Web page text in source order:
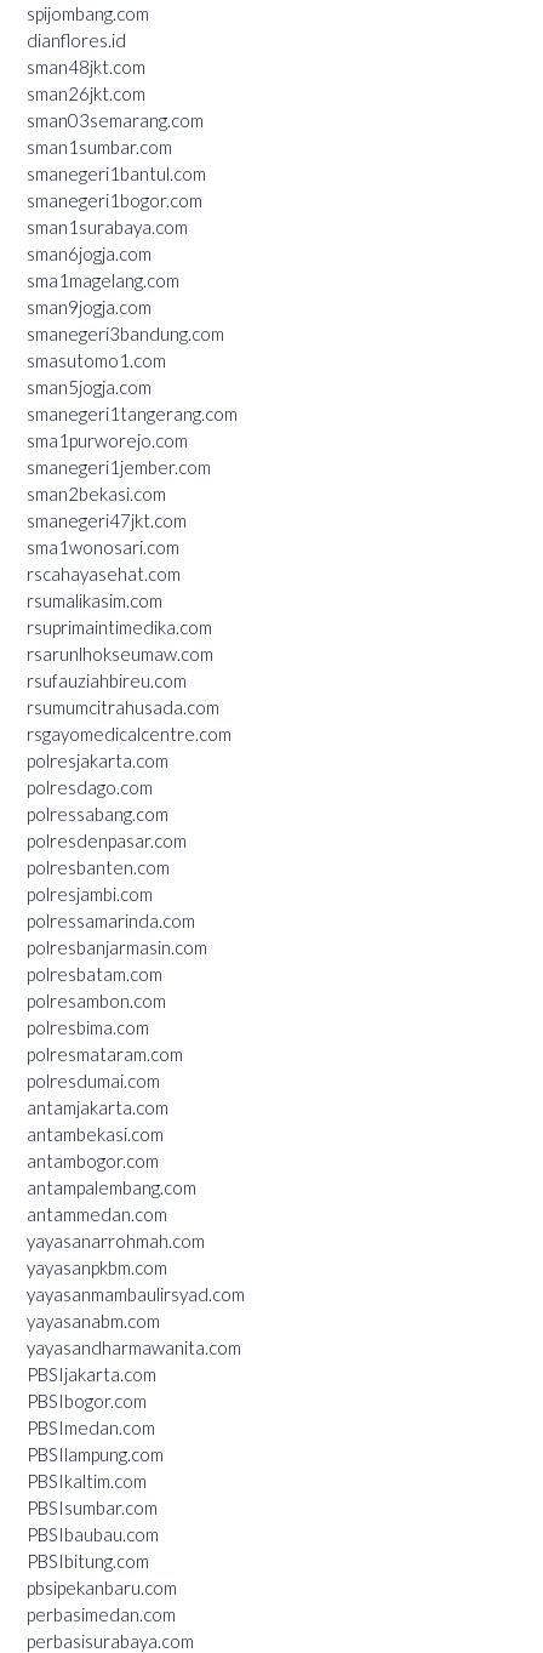
spijombang.com
dianflores.id
sman48jkt.com
sman26jkt.com
sman03semarang.com
sman1sumbar.com
smanegeri1bantul.com
smanegeri1bogor.com
sman1surabaya.com
sman6jogja.com
sma1magelang.com
sman9jogja.com
smanegeri3bandung.com
smasutomo1.com
sman5jogja.com
smanegeri1tangerang.com
sma1purworejo.com
smanegeri1jember.com
sman2bekasi.com
smanegeri47jkt.com
sma1wonosari.com
rscahayasehat.com
rsumalikasim.com
rsuprimaintimedika.com
rsarunlhokseumaw.com
rsufauziahbireu.com
rsumumcitrahusada.com
rsgayomedicalcentre.com
polresjakarta.com
polresdago.com
polressabang.com
polresdenpasar.com
polresbanten.com
polresjambi.com
polressamarinda.com
polresbanjarmasin.com
polresbatam.com
polresambon.com
polresbima.com
polresmataram.com
polresdumai.com
antamjakarta.com
antambekasi.com
antambogor.com
antampalembang.com
antammedan.com
yayasanarrohmah.com
yayasanpkbm.com
yayasanmambaulirsyad.com
yayasanabm.com
yayasandharmawanita.com
PBSIjakarta.com
PBSIbogor.com
PBSImedan.com
PBSIlampung.com
PBSIkaltim.com
PBSIsumbar.com
PBSIbaubau.com
PBSIbitung.com
pbsipekanbaru.com
perbasimedan.com
perbasisurabaya.com